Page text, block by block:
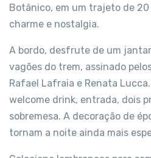
Botânico, em um trajeto de
charme e nostalgia.
A bordo, desfrute de um
vagões do trem, assinado
Rafael Lafraia e Renata
welcome drink, entrada, dois
sobremesa. A decoração de
tornam a noite ainda mais